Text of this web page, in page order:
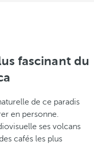
fascinant du
de ce paradis
en personne.
ses volcans
cafés les plus